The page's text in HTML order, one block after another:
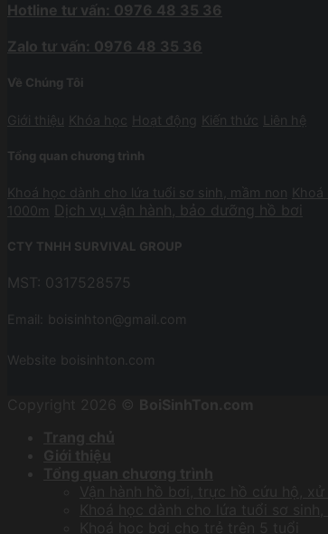
Hotline tư vấn: 0976 48 35 36
Zalo tư vấn: 0976 48 35 36
Về Chúng Tôi
Giới thiệu Khóa học Hoạt động Kiến thức Liên hệ
Tổng quan chương trình
Khoá học dành cho lứa tuổi sơ sinh, mầm non Khoá
1000m Dịch vụ vận hành, bảo dưỡng hồ bơi
CTY TNHH SURVIVAL GROUP
MST: 0317528575
Email: boisinhton@gmail.com
Website boisinhton.com
Copyright 2026 ©
BoiSinhTon.com
Trang chủ
Giới thiệu
Tổng quan chương trình
Vận hành hồ bơi, trực hồ cứu hộ,
Khoá học dành cho lứa tuổi sơ sinh,
Khoá học bơi cho trẻ trên 5 tuổi